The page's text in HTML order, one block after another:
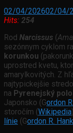
02/04/202602/04/
Hits: 254
Rod Narcissus (
sezónnym cyklom
korunkou
uprostred kvetu,
amarylkovitých. Z
najtypickejšie
na Pyrenejský
Japonsko (Gordon
storočím (Wikipedia
línie (Gordon R.